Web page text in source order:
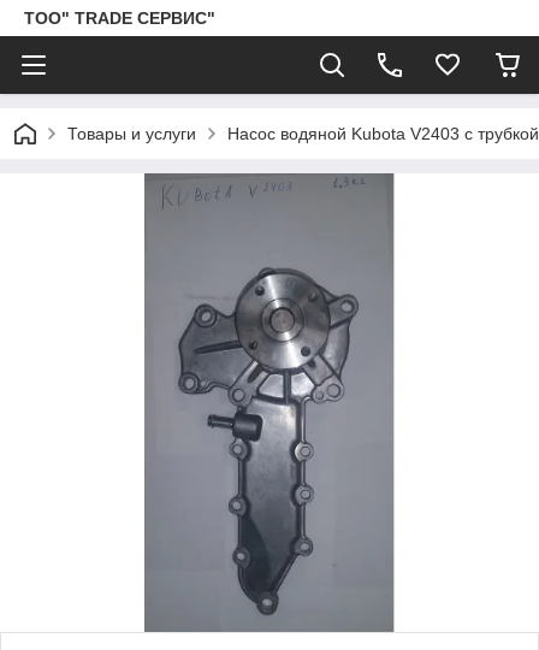
ТОО" TRADE СЕРВИС"
Товары и услуги Насос водяной Kubota V2403 с трубкой